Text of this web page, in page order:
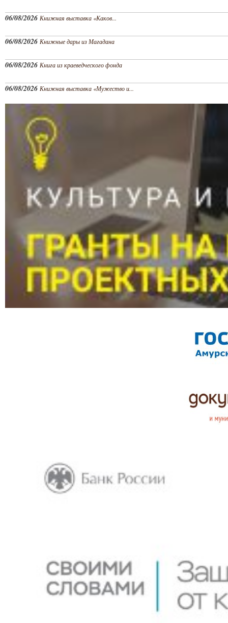
06/08/2026 Книжная выставка «Каков...
06/08/2026 Книжные дары из Магадана
06/08/2026 Книга из краеведческого фонда
06/08/2026 Книжная выставка «Мужество и...